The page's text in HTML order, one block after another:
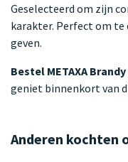
Geselecteerd om zijn
karakter. Perfect om te
geven.
Bestel METAXA
geniet binnenkort van
Anderen kochten